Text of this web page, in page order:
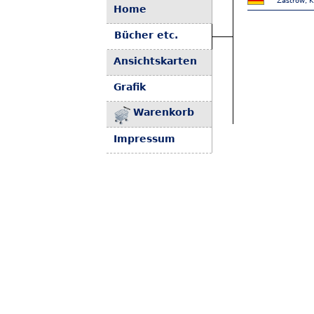
Home
Bücher etc.
Ansichtskarten
Grafik
Warenkorb
Impressum